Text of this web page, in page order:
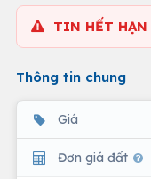
TIN HẾT HẠN
Thông tin chung
Giá
Đơn giá đất